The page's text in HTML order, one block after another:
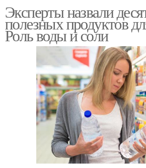
Эксперты назвали
полезных продуктов
Роль воды и соли